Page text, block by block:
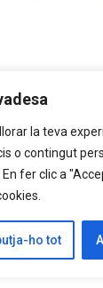
la teva
o contingut
fer clic a
ho tot